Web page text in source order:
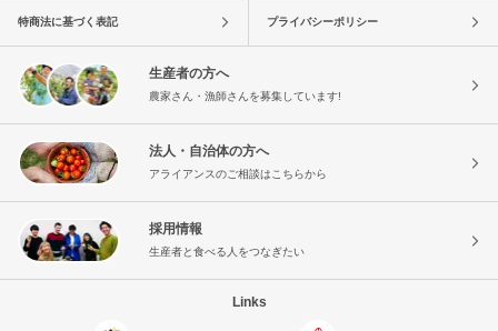
特商法に基づく表記 プライバシーポリシー
生産者の方へ
農家さん・漁師さんを募集しています!
法人・自治体の方へ
アライアンスのご相談はこちらから
採用情報
生産者と食べる人をつなぎたい
Links